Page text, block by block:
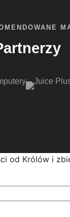
od Królów i